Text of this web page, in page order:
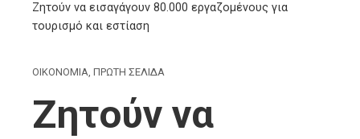
Ζητούν να εισαγάγουν 80.000 εργαζομένους για
τουρισμό και εστίαση
ΟΙΚΟΝΟΜΙΑ, ΠΡΩΤΗ ΣΕΛΙΔΑ
Ζητούν να